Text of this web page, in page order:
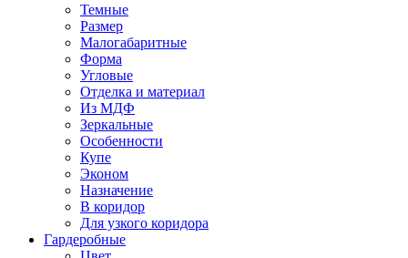
Темные
Размер
Малогабаритные
Форма
Угловые
Отделка и материал
Из МДФ
Зеркальные
Особенности
Купе
Эконом
Назначение
В коридор
Для узкого коридора
Гардеробные